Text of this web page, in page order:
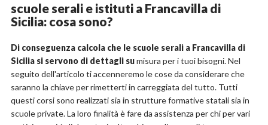
scuole serali e istituti a Francavilla di
Sicilia: cosa sono?
Di conseguenza calcola che le scuole serali a Francavilla di
Sicilia si servono di dettagli sumisura per i tuoi bisogni. Nel
seguito dell'articolo ti accenneremo le cose da considerare che
saranno la chiave per rimetterti in carreggiata del tutto. Tutti
questi corsi sono realizzati sia in strutture formative statali sia in
scuole private. La loro finalità è fare da assistenza per chi per vari